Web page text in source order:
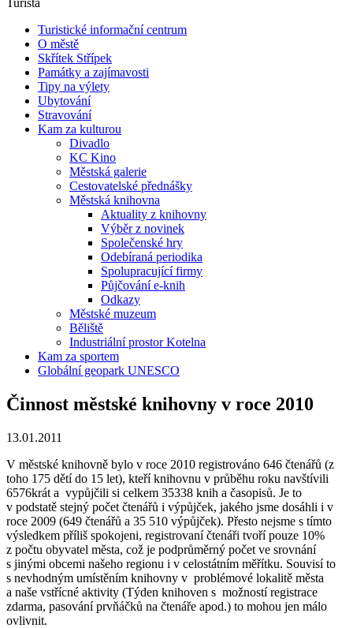
Turista
Turistické informační centrum
O městě
Skřítek Střípek
Památky a zajímavosti
Tipy na výlety
Ubytování
Stravování
Kam za kulturou
Divadlo
KC Kino
Městská galerie
Cestovatelské přednášky
Městská knihovna
Aktuality z knihovny
Výběr z novinek
Společenské hry
Odebíraná periodika
Spolupracující firmy
Půjčování e-knih
Odkazy
Městské muzeum
Běliště
Industriální prostor Kotelna
Kam za sportem
Globální geopark UNESCO
Činnost městské knihovny v roce 2010
13.01.2011
V městské knihovně bylo v roce 2010 registrováno 646 čtenářů (z
toho 175 dětí do 15 let), kteří knihovnu v průběhu roku navštívili
6576krát a vypůjčili si celkem 35338 knih a časopisů. Je to
v podstatě stejný počet čtenářů i výpůjček, jakého jsme dosáhli i v
roce 2009 (649 čtenářů a 35 510 výpůjček). Přesto nejsme s tímto
výsledkem příliš spokojeni, registrovaní čtenáři tvoří pouze 10%
z počtu obyvatel města, což je podprůměrný počet ve srovnání
s jinými obcemi našeho regionu i v celostátním měřítku. Souvisí to
s nevhodným umístěním knihovny v problémové lokalitě města
a naše vstřícné aktivity (Týden knihoven s možností registrace
zdarma, pasování prvňáčků na čtenáře apod.) to mohou jen málo
ovlivnit.